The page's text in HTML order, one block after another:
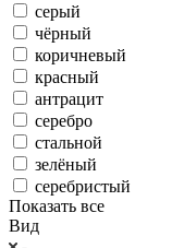
серый
чёрный
коричневый
красный
антрацит
серебро
стальной
зелёный
серебристый
Показать все
Вид